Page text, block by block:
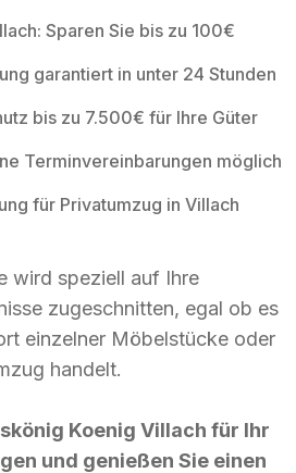
Sparen Sie bis zu 100€
garantiert in unter 24 Stunden
bis zu 7.500€ für Ihre Güter
Terminvereinbarungen möglich
für Privatumzug in Villach
wird speziell auf Ihre
zugeschnitten, egal ob es
einzelner Möbelstücke oder
handelt.
Koenig Villach für Ihr
und genießen Sie einen